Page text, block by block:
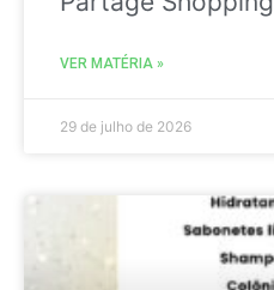
VER MATÉRIA »
29 de julho de 2026